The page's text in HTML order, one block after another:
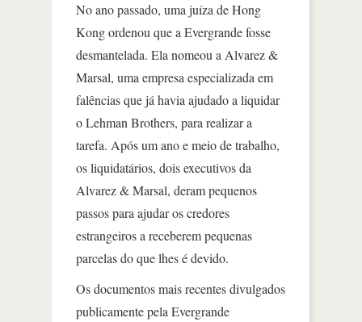
No ano passado, uma juíza de Hong
Kong ordenou que a Evergrande fosse
desmantelada. Ela nomeou a Alvarez &
Marsal, uma empresa especializada em
falências que já havia ajudado a liquidar
o Lehman Brothers, para realizar a
tarefa. Após um ano e meio de trabalho,
os liquidatários, dois executivos da
Alvarez & Marsal, deram pequenos
passos para ajudar os credores
estrangeiros a receberem pequenas
parcelas do que lhes é devido.
Os documentos mais recentes divulgados
publicamente pela Evergrande